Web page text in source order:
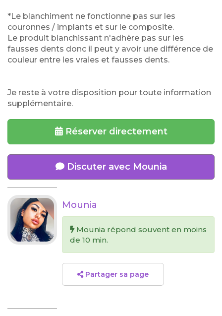
*Le blanchiment ne fonctionne pas sur les
couronnes / implants et sur le composite.
Le produit blanchissant n'adhère pas sur les
fausses dents donc il peut y avoir une différence de
couleur entre les vraies et fausses dents.
Je reste à votre disposition pour toute information
supplémentaire.
Réserver directement
Discuter avec Mounia
Mounia
Mounia répond souvent en moins
de 10 min.
Partager sa page